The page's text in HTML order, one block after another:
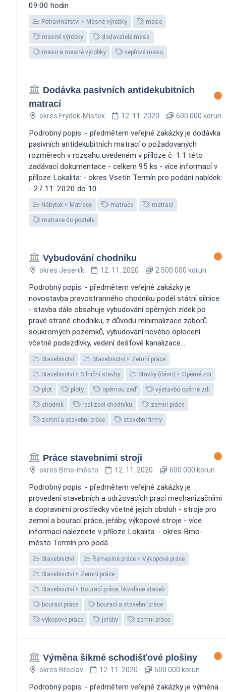
09:00 hodin
Potravinářství Masné výrobky maso
masné výrobky dodavatele masa
maso a masné výrobky vepřové maso
Dodávka pasivních antidekubitních
matrací
okres Frýdek-Místek 12. 11. 2020 600 000 korun
Podrobný popis: - předmětem veřejné zakázky je dodávka
pasivních antidekubitních matrací o požadovaných
rozměrech v rozsahu uvedeném v příloze č. 1.1 této
zadávací dokumentace - celkem 95 ks - více informací v
příloze Lokalita: - okres Vsetín Termín pro podání nabídek:
- 27.11. 2020 do 10...
Nábytek Matrace matrace matraci
matrace do postele
Vybudování chodníku
okres Jeseník 12. 11. 2020 2 500 000 korun
Podrobný popis: - předmětem veřejné zakázky je
novostavba pravostranného chodníku podél státní silnice
- stavba dále obsahuje vybudování opěrných zídek po
pravé straně chodníku, z důvodu minimalizace záborů
soukromých pozemků, vybudování nového oplocení
včetně podezdívky, vedení dešťové kanalizace...
Stavebnictví Stavebnictví Zemní práce
Stavebnictví Silniční stavby Stavby (části) Opěrné zdi
plot ploty opěrnou zeď výstavbu opěrné zdi
chodník realizaci chodníku zemní práce
zemní a stavební práce stavební firmy
Práce stavebními stroji
okres Brno-město 12. 11. 2020 600 000 korun
Podrobný popis: - předmětem veřejné zakázky je
provedení stavebních a udržovacích prací mechanizačními
a dopravními prostředky včetně jejich obsluh - stroje pro
zemní a bourací práce, jeřáby, výkopové stroje - více
informací naleznete v příloze Lokalita: - okres Brno-
město Termín pro podá...
Stavebnictví Řemeslné práce Výkopové práce
Stavebnictví Zemní práce
Stavebnictví Bourací práce, likvidace staveb
bourací práce bourací a stavební práce
výkopové práce jeřáby zemní práce
Výměna šikmé schodišťové plošiny
okres Břeclav 12. 11. 2020 600 000 korun
Podrobný popis: - předmětem veřejné zakázky je výměna